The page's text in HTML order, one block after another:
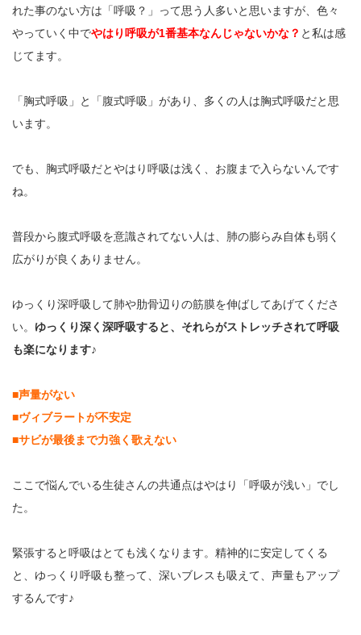
れた事のない方は「呼吸？」って思う人多いと思いますが、色々
やっていく中でやはり呼吸が1番基本なんじゃないかな？ と私は感
じてます。
「胸式呼吸」と「腹式呼吸」があり、多くの人は胸式呼吸だと思
います。
でも、胸式呼吸だとやはり呼吸は浅く、お腹まで入らないんです
ね。
普段から腹式呼吸を意識されてない人は、肺の膨らみ自体も弱く
広がりが良くありません。
ゆっくり深呼吸して肺や肋骨辺りの筋膜を伸ばしてあげてくださ
い。 ゆっくり深く深呼吸すると、それらがストレッチされて呼吸
も楽になります♪
■声量がない
■ヴィブラートが不安定
■サビが最後まで力強く歌えない
ここで悩んでいる生徒さんの共通点はやはり「呼吸が浅い」でし
た。
緊張すると呼吸はとても浅くなります。精神的に安定してくる
と、ゆっくり呼吸も整って、深いブレスも吸えて、声量もアップ
するんです♪